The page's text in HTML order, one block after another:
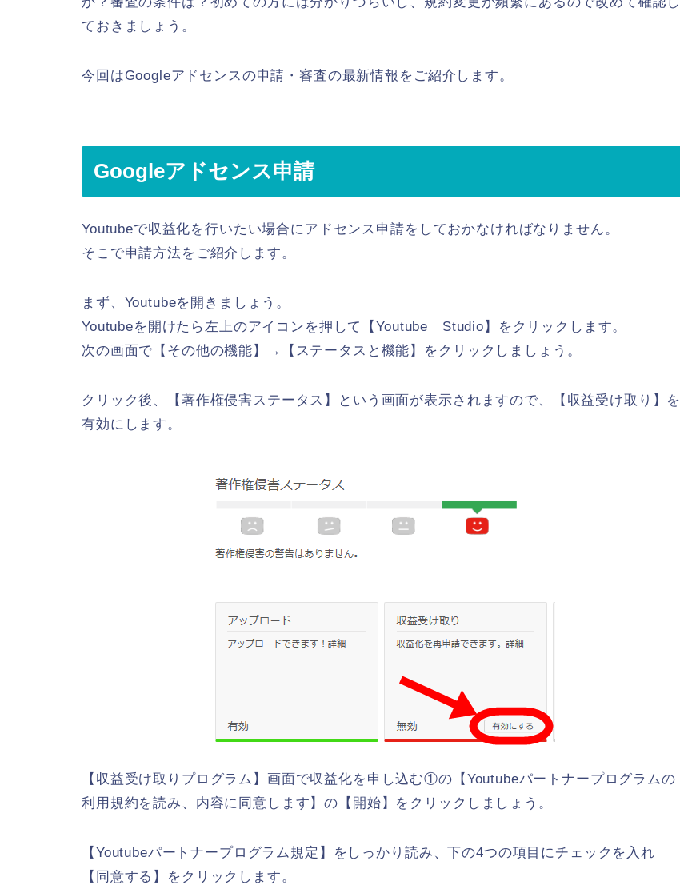
ておきましょう。
今回はGoogleアドセンスの申請・審査の最新情報をご紹介します。
Googleアドセンス申請
Youtubeで収益化を行いたい場合にアドセンス申請をしておかなければなりません。
そこで申請方法をご紹介します。
まず、Youtubeを開きましょう。
Youtubeを開けたら左上のアイコンを押して【Youtube Studio】をクリックします。
次の画面で【その他の機能】→【ステータスと機能】をクリックしましょう。
クリック後、【著作権侵害ステータス】という画面が表示されますので、【収益受け取り】を
有効にします。
【収益受け取りプログラム】画面で収益化を申し込む①の【Youtubeパートナープログラムの
利用規約を読み、内容に同意します】の【開始】をクリックしましょう。
【Youtubeパートナープログラム規定】をしっかり読み、下の4つの項目にチェックを入れ
【同意する】をクリックします。